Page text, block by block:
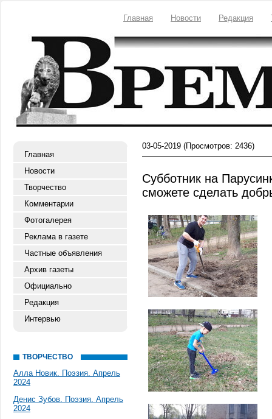
Главная Новости Редакция
Главная
Новости
Творчество
Комментарии
Фотогалерея
Реклама в газете
Частные объявления
Архив газеты
Официально
Редакция
Интервью
ТВОРЧЕСТВО
Алла Новик. Поэзия. Апрель
2024
Денис Зубов. Поэзия. Апрель
2024
03-05-2019 (Просмотров: 2436)
Субботник на
сможете сделать